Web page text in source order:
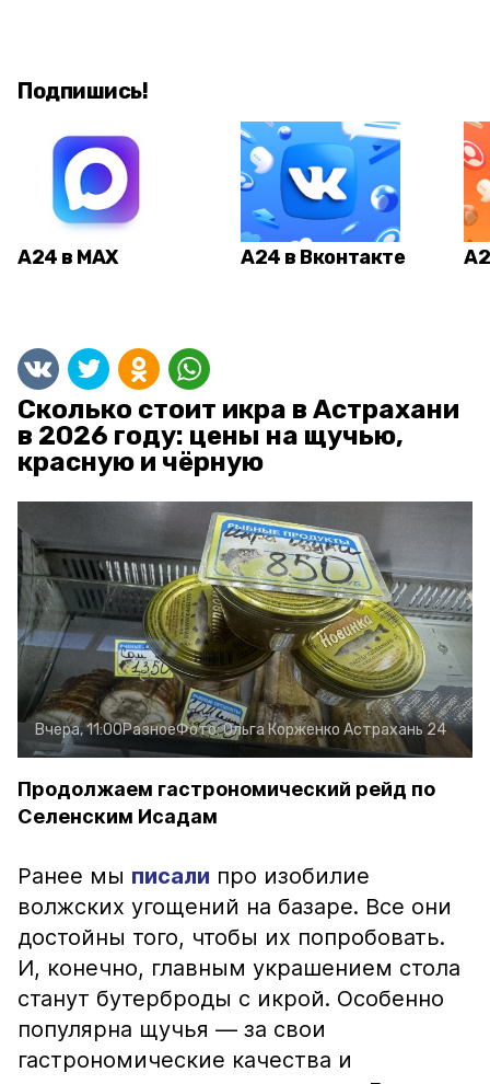
Подпишись!
А24 в MAX А24 в Вконтакте
Сколько стоит икра в Астрахани
в 2026 году: цены на щучью,
красную и чёрную
Вчера, 11:00РазноеФото:Ольга Корженко Астрахань 24
Продолжаем гастрономический рейд по
Селенским Исадам
Ранее мы писали про изобилие
волжских угощений на базаре. Все они
достойны того, чтобы их попробовать.
И, конечно, главным украшением стола
станут бутерброды с икрой. Особенно
популярна щучья — за свои
гастрономические качества и